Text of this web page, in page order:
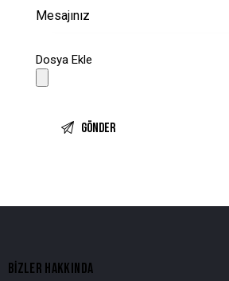
Dosya Ekle
BIZLER HAKKINDA